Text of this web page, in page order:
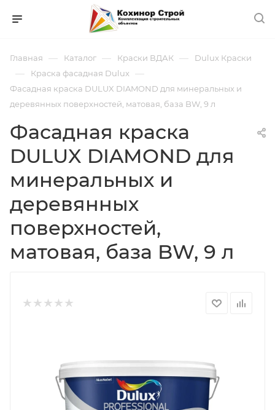
Главная — Каталог — Краски ВДАК — Dulux Краски
— Краска фасадная Dulux —
Фасадная краска DULUX DIAMOND для минеральных и
деревянных поверхностей, матовая, база BW, 9 л
Фасадная краска
DULUX DIAMOND для
минеральных и
деревянных
поверхностей,
матовая, база BW, 9 л